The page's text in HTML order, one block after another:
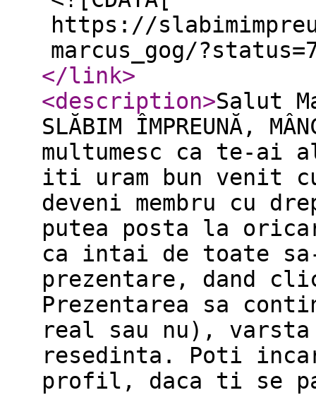
https://
marcus_gog/
</link>
<description>Salut
SLĂBIM ÎMPREUNĂ,
multumesc ca te-ai
iti uram bun venit
deveni membru cu
putea posta la
ca intai de toate
prezentare, dand
Prezentarea sa
real sau nu),
resedinta. Poti
profil, daca ti se